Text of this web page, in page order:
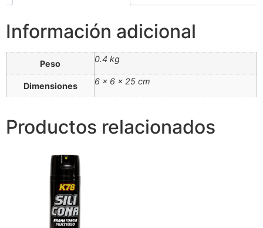
Información adicional
Peso 0.4 kg
Dimensiones 6 × 6 × 25 cm
Productos relacionados